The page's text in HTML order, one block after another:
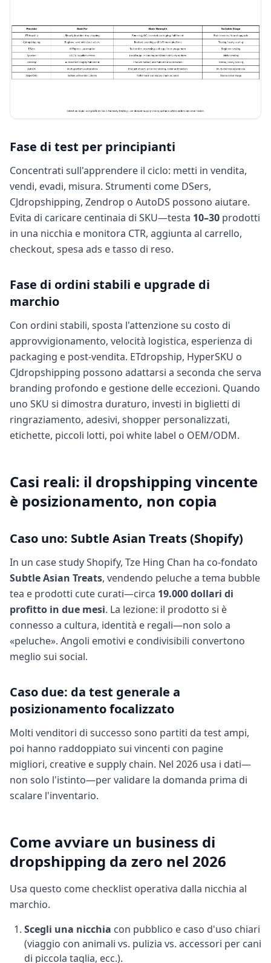
Fase di test per principianti
Concentrati sull'apprendere il ciclo: metti in vendita,
vendi, evadi, misura. Strumenti come DSers,
CJdropshipping, Zendrop o AutoDS possono aiutare.
Evita di caricare centinaia di SKU—testa 10–30 prodotti
in una nicchia e monitora CTR, aggiunta al carrello,
checkout, spesa ads e tasso di reso.
Fase di ordini stabili e upgrade di
marchio
Con ordini stabili, sposta l'attenzione su costo di
approvvigionamento, velocità logistica, esperienza di
packaging e post-vendita. ETdropship, HyperSKU o
CJdropshipping possono adattarsi a seconda che serva
branding profondo e gestione delle eccezioni. Quando
uno SKU si dimostra duraturo, investi in biglietti di
ringraziamento, adesivi, shopper personalizzati,
etichette, piccoli lotti, poi white label o OEM/ODM.
Casi reali: il dropshipping vincente
è posizionamento, non copia
Caso uno: Subtle Asian Treats (Shopify)
In un case study Shopify, Tze Hing Chan ha co-fondato
Subtle Asian Treats, vendendo peluche a tema bubble
tea e prodotti cute curati—circa 19.000 dollari di
profitto in due mesi. La lezione: il prodotto si è
connesso a cultura, identità e regali—non solo a
«peluche». Angoli emotivi e condivisibili convertono
meglio sui social.
Caso due: da test generale a
posizionamento focalizzato
Molti venditori di successo sono partiti da test ampi,
poi hanno raddoppiato sui vincenti con pagine
migliori, creative e supply chain. Nel 2026 usa i dati—
non solo l'istinto—per validare la domanda prima di
scalare l'inventario.
Come avviare un business di
dropshipping da zero nel 2026
Usa questo come checklist operativa dalla nicchia al
marchio.
Scegli una nicchia con pubblico e caso d'uso chiari
(viaggio con animali vs. pulizia vs. accessori per cani
di piccola taglia, ecc.).